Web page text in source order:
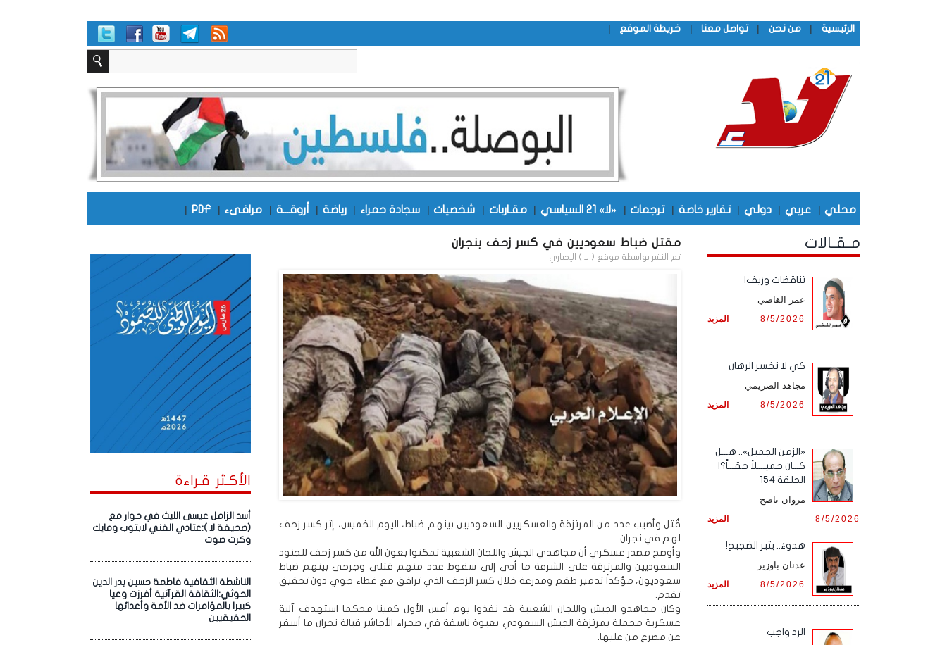
الرئيسية | من نحن | تواصل معنا | خريطة الموقع |
محلي | عربي | دولي | تقارير خاصة | ترجمات | «لا» 21 السياسي | مقـاربات | شخصيات | سجادة حمراء | رياضة | أروقـــة | مرافىء |
PDF
|
الأكـثر قـراءة
أسد الزامل عيسى الليث في حوار مع
(صحيفة لا ):عتادي الفني لابتوب ومايك
وكرت صوت
الناشطة الثقافية فاطمة حسين بدر الدين
الحوثي:الثقافة القرآنية أفرزت وعيا
كبيرا بالمؤامرات ضد الأمة وأعدائها
الحقيقيين
مقتل ضباط سعوديين في كسر زحف بنجران
تم النشر بواسطة موقع ( لا ) الإخباري
قُتل وأصيب عدد من المرتزقة والعسكريين السعوديين بينهم ضباط، اليوم الخميس، إثر كسر زحف
لهم في نجران.
وأوضح مصدر عسكري أن مجاهدي الجيش واللجان الشعبية تمكنوا بعون الله من كسر زحف للجنود
السعوديين والمرتزقة على الشرفة ما أدى إلى سقوط عدد منهم قتلى وجرحى بينهم ضباط
سعوديون، مؤكداً تدمير طقم ومدرعة خلال كسر الزحف الذي ترافق مع غطاء جوي دون تحقيق
تقدم.
وكان مجاهدو الجيش واللجان الشعبية قد نفذوا يوم أمس الأول كمينا محكما استهدف آلية
عسكرية محملة بمرتزقة الجيش السعودي بعبوة ناسفة في صحراء الأجاشر قبالة نجران ما أسفر
عن مصرع من عليها.
مـقـالات
تناقضات وزيف!
عمر القاضي
المزيد 8/5/2026
كي لا نخسر الرهان
مجاهد الصريمي
المزيد 8/5/2026
«الزمن الجميل».. هـــل
كـــان جميــــلاً حقـــاً؟!
الحلقة 154
مروان ناصح
المزيد 8/5/2026
هدوءٌ.. يثير الضجيج!
عدنان باوزير
المزيد 8/5/2026
الرد واجب